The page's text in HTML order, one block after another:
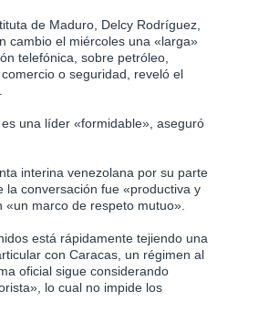
de Maduro, Delcy Rodríguez,
cambio el miércoles una «larga»
telefónica, sobre petróleo,
o seguridad, reveló el
una líder «formidable», aseguró
interina venezolana por su parte
la conversación fue «productiva y
«un marco de respeto mutuo».
está rápidamente tejiendo una
con Caracas, un régimen al
oficial sigue considerando
lo cual no impide los